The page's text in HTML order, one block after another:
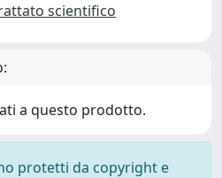
scientifico
a questo prodotto.
protetti da copyright e